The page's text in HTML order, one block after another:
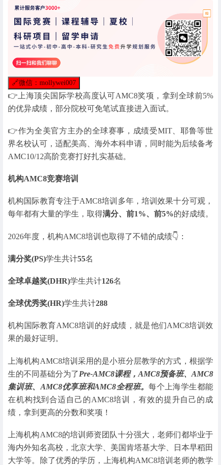
🔗微信：mollywei007
👉上海顶尖国际学校高度认可AMC8奖项，拿到全球前5%
的优异成绩，部分院校可免笔试直接进入面试。
👉作为全美官方主办的全球赛事，成绩受MIT、耶鲁等世
界名校认可，适配美高、海外本科申请，同时能为后续备考
AMC10/12高阶竞赛打好扎实基础。
机构AMC8竞赛培训
机构国际教育专注于AMC8培训多年，培训效果十分可观，
每年都有大量的学生，取得满分、前1%、前5%的好成绩。
2026年度，机构AMC8培训也取得了不错的成绩👇：
满分奖(PS)学生共计55名
全球卓越奖(DHR)学生共计126名
全球优秀奖(HR)学生共计288
机构国际教育AMC8培训的好成绩，就是他们AMC8培训效
果的最好证明。
上海机构AMC8培训采用的是小班分层教学的方式，根据学
生的不同基础分为了Pre-AMC8课程，AMC8预备班、AMC8
集训班、AMC8优享班和AMC8全程班。每个上海学生都能
在机构找到合适自己的AMC8培训，有效的提升自己的成
绩，拿到更高的分数和奖项！
上海机构AMC8的培训师资团队十分强大，老师们都毕业于
海内外知名高校，北京大学、美国肯塔基大学、日本早稻田
大学等。除了优秀的学历，上海机构AMC8培训老师的教学